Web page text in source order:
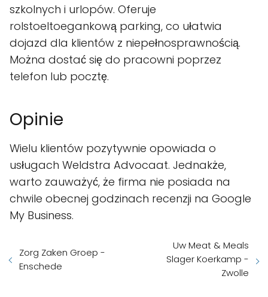
szkolnych i urlopów. Oferuje
rolstoeltoegankową parking, co ułatwia
dojazd dla klientów z niepełnosprawnością.
Można dostać się do pracowni poprzez
telefon lub pocztę.
Opinie
Wielu klientów pozytywnie opowiada o
usługach Weldstra Advocaat. Jednakże,
warto zauważyć, że firma nie posiada na
chwile obecnej godzinach recenzji na Google
My Business.
Zorg Zaken Groep -
Enschede
Uw Meat & Meals
Slager Koerkamp -
Zwolle